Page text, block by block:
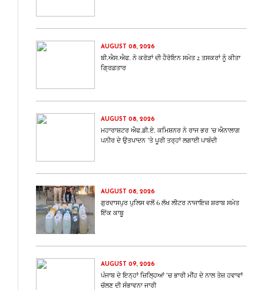
AUGUST 08, 2026
ਬੀ.ਐਸ.ਐਫ. ਨੇ ਕਰੋੜਾਂ ਦੀ ਹੈਰੋਇਨ ਸਮੇਤ 2 ਤਸਕਰਾਂ ਨੂੰ ਕੀਤਾ
ਗ੍ਰਿਫ਼ਤਾਰ
AUGUST 08, 2026
ਮਹਾਰਾਸ਼ਟਰ ਐਫ.ਡੀ.ਏ. ਕਮਿਸ਼ਨਰ ਨੇ ਰਾਜ ਭਰ ‘ਚ ਐਨਾਲਾਗ
ਪਨੀਰ ਦੇ ਉਤਪਾਦਨ ‘ਤੇ ਪੂਰੀ ਤਰ੍ਹਾਂ ਲਗਾਈ ਪਾਬੰਦੀ
AUGUST 08, 2026
ਗੁਰਦਾਸਪੁਰ ਪੁਲਿਸ ਵਲੋਂ 6 ਲੱਖ ਲੀਟਰ ਨਾਜਾਇਜ਼ ਸ਼ਰਾਬ ਸਮੇਤ
ਇੱਕ ਕਾਬੂ
AUGUST 09, 2026
ਪੰਜਾਬ ਦੇ ਇਨ੍ਹਾਂ ਜ਼ਿਲ੍ਹਿਆਂ ’ਚ ਭਾਰੀ ਮੀਂਹ ਦੇ ਨਾਲ ਤੇਜ਼ ਹਵਾਵਾਂ
ਚੱਲਣ ਦੀ ਸੰਭਾਵਨਾ ਜਾਰੀ